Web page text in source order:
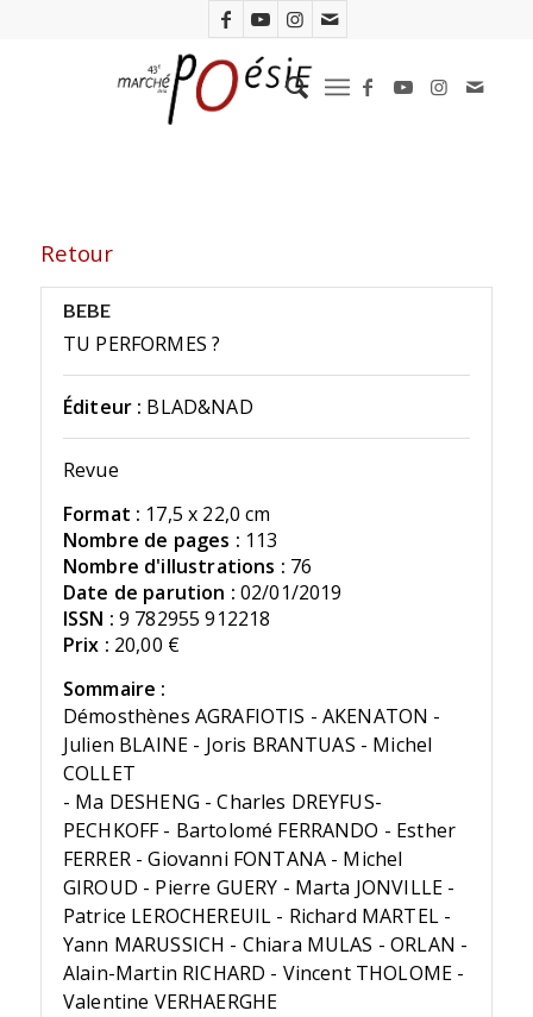
Retour
BEBE
TU PERFORMES ?
Éditeur : BLAD&NAD
Revue
Format : 17,5 x 22,0 cm
Nombre de pages : 113
Nombre d'illustrations : 76
Date de parution : 02/01/2019
ISSN : 9 782955 912218
Prix : 20,00 €
Sommaire :
Démosthènes AGRAFIOTIS - AKENATON -
Julien BLAINE - Joris BRANTUAS - Michel
COLLET
- Ma DESHENG - Charles DREYFUS-
PECHKOFF - Bartolomé FERRANDO - Esther
FERRER - Giovanni FONTANA - Michel
GIROUD - Pierre GUERY - Marta JONVILLE -
Patrice LEROCHEREUIL - Richard MARTEL -
Yann MARUSSICH - Chiara MULAS - ORLAN -
Alain-Martin RICHARD - Vincent THOLOME -
Valentine VERHAERGHE